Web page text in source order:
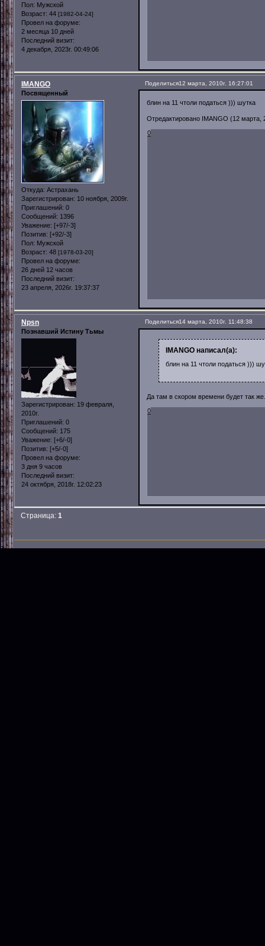
Пол: Мужской
Возраст: 44 [1982-04-24]
Провел на форуме:
2 месяца 10 дней
Последний визит:
4 декабря, 2023г. 00:49:06
Поделиться12 марта, 2010г. 16:27:01
IMANGO
Посвященный
Откуда: Астрахань
Зарегистрирован: 10 ноября, 2009г.
Приглашений: 0
Сообщений: 1396
Уважение: [+97/-3]
Позитив: [+92/-3]
Пол: Мужской
Возраст: 48 [1978-03-20]
Провел на форуме:
26 дней 12 часов
Последний визит:
23 апреля, 2026г. 19:37:37
блин на 11 чтоли податься ))) шутка
Отредактировано IMANGO (12 марта,
0
Поделиться14 марта, 2010г. 11:48:38
Npsn
Познавший Истину Тьмы
Зарегистрирован: 19 февраля,
2010г.
Приглашений: 0
Сообщений: 175
Уважение: [+6/-0]
Позитив: [+5/-0]
Провел на форуме:
3 дня 9 часов
Последний визит:
24 октября, 2018г. 12:02:23
IMANGO написал(а):
блин на 11 чтоли податься )))
Да там в скором времени будет так же.
0
Страница:1